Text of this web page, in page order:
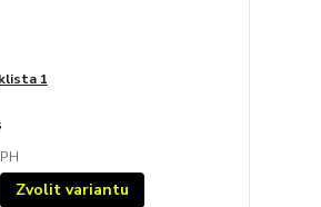
1
Zvolit variantu